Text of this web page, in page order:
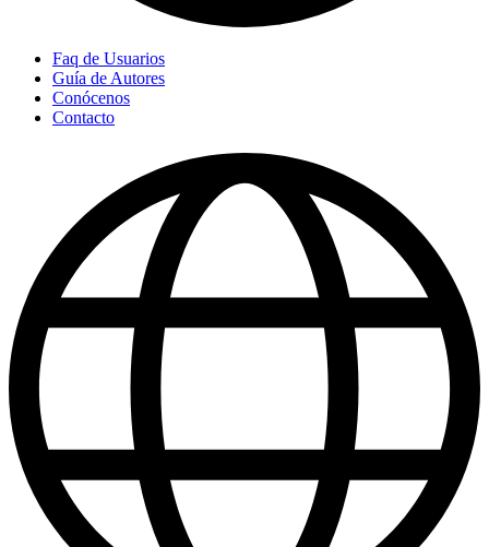
Faq de Usuarios
Guía de Autores
Conócenos
Contacto